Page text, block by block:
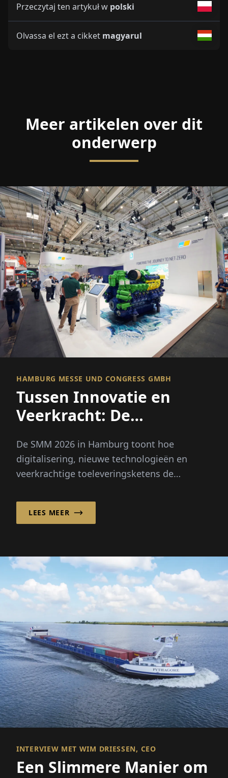
Przeczytaj ten artykuł w polski
Olvassa el ezt a cikket magyarul
Meer artikelen over dit
onderwerp
HAMBURG MESSE UND CONGRESS GMBH
Tussen Innovatie en
Veerkracht: De
nieuwe koers uit
De SMM 2026 in Hamburg toont hoe
digitalisering, nieuwe technologieën en
veerkrachtige toeleveringsketens de
vormgeven.
LEES MEER
INTERVIEW MET WIM DRIESSEN, CEO
Een Slimmere Manier om